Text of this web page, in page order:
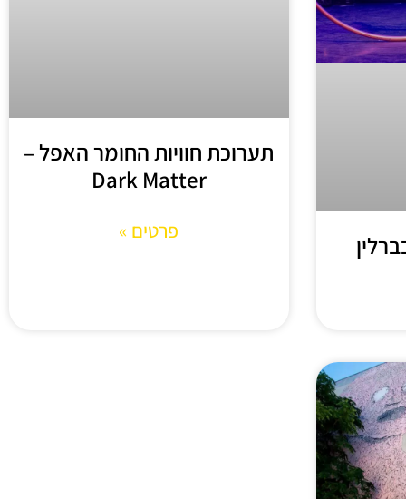
תערוכת חוויות החומר האפל –
Dark Matter
פרטים »